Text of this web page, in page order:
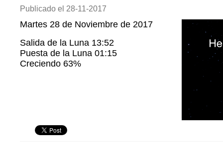
Publicado el 28-11-2017
Martes 28 de Noviembre de 2017
Salida de la Luna 13:52
Puesta de la Luna 01:15
Creciendo 63%